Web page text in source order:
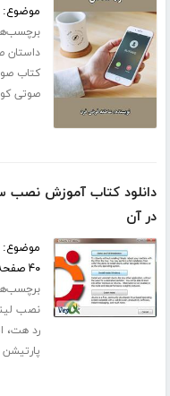
داستان
کتاب
صوتی
دانلود کتاب آموزش نصب
در آن
۴۰ صفحه
نصب
رد هت،